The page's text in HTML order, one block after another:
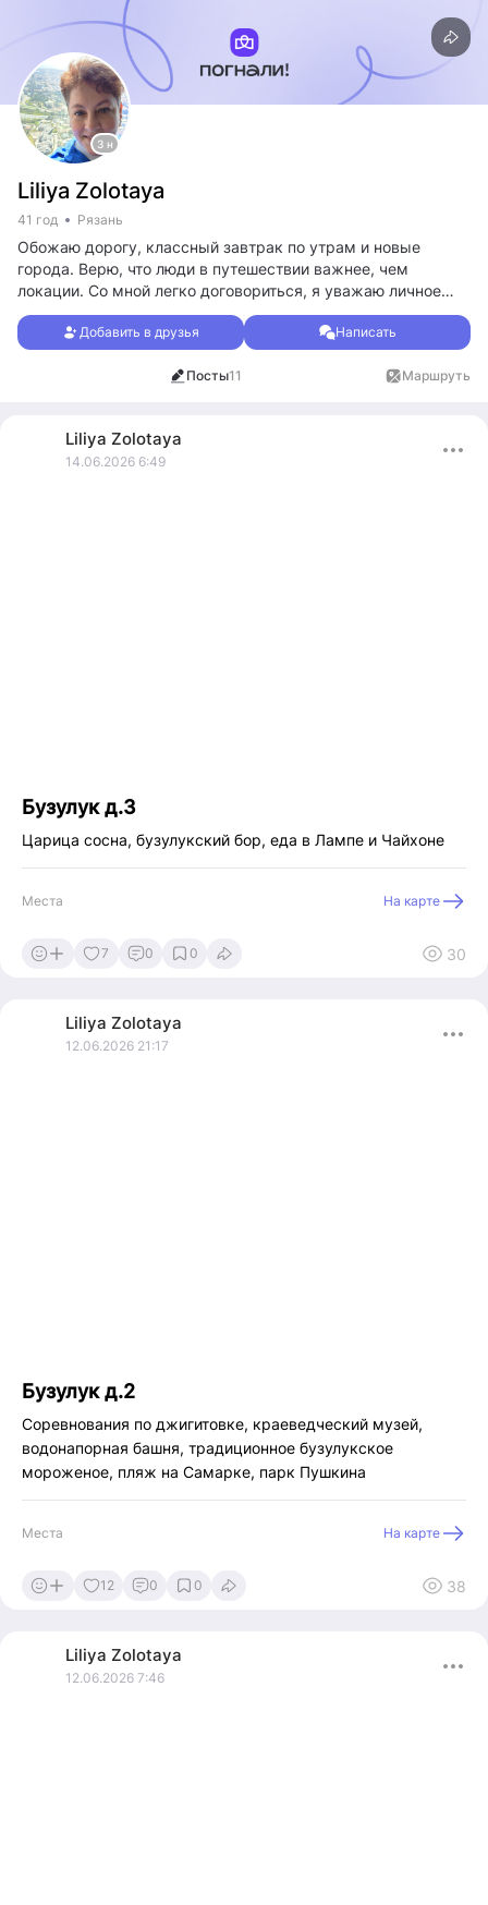
3 н
Liliya Zolotaya
41 год Рязань
Обожаю дорогу, классный завтрак по утрам и новые
города. Верю, что люди в путешествии важнее, чем
локации. Со мной легко договориться, я уважаю личное
пространство.
Кого ищу: Единомышленников, которые тоже считают, что
лучшее в путешествии — это эмоции и новые знакомства.
Добавить в друзья Написать
Посты11 Маршруты
Liliya Zolotaya
14.06.2026 6:49
Бузулук д.3
Царица сосна, бузулукский бор, еда в Лампе и Чайхоне
Места На карте
7 0 0 30
Liliya Zolotaya
12.06.2026 21:17
Бузулук д.2
Соревнования по джигитовке, краеведческий музей,
водонапорная башня, традиционное бузулукское
мороженое, пляж на Самарке, парк Пушкина
Места На карте
12 0 0 38
Liliya Zolotaya
12.06.2026 7:46